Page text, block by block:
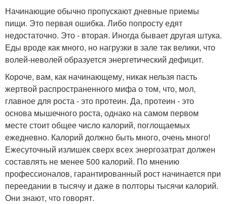
Начинающие обычно пропускают дневные приемы
пищи. Это первая ошибка. Либо попросту едят
недостаточно. Это - вторая. Иногда бывает другая штука.
Еды вроде как много, но нагрузки в зале так велики, что
волей-неволей образуется энергетический дефицит.
Короче, вам, как начинающему, никак нельзя пасть
жертвой распространенного мифа о том, что, мол,
главное для роста - это протеин. Да, протеин - это
основа мышечного роста, однако на самом первом
месте стоит общее число калорий, поглощаемых
ежедневно. Калорий должно быть много, очень много!
Ежесуточный излишек сверх всех энергозатрат должен
составлять не менее 500 калорий. По мнению
профессионалов, гарантированный рост начинается при
переедании в тысячу и даже в полторы тысячи калорий.
Они знают, что говорят.